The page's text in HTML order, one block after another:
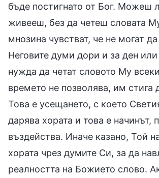
бъде постигнато от Бог. Можеш
живееш, без да четеш словата
мнозина чувстват, че не могат
Неговите думи дори и за ден
нужда да четат словото Му
времето не позволява, им стига
Това е усещането, с което
дарява хората и това е начинът,
въздейства. Иначе казано, Той
хората чрез думите Си, за да
реалността на Божието слово.